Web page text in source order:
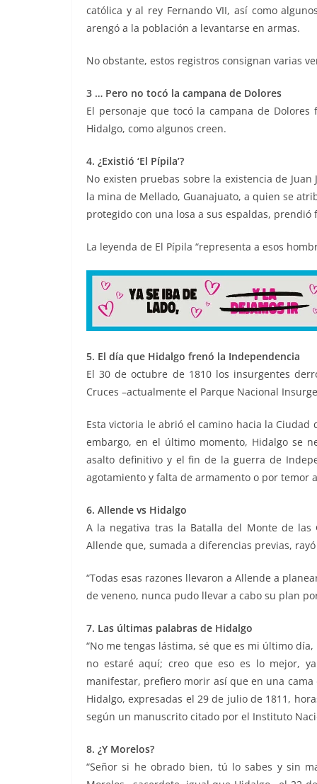
católica y al rey Fernando VII, así como
arengó a la población a levantarse en armas.
No obstante, estos registros consignan varias
3 … Pero no tocó la campana de Dolores
El personaje que tocó la campana de
Hidalgo, como algunos creen.
4. ¿Existió ‘El Pípila’?
No existen pruebas sobre la existencia de
la mina de Mellado, Guanajuato, a quien se
protegido con una losa a sus espaldas, prendió
La leyenda de El Pípila “representa a esos
5. El día que Hidalgo frenó la Independencia
El 30 de octubre de 1810 los insurgentes
Cruces –actualmente el Parque Nacional
Esta victoria le abrió el camino hacia la
embargo, en el último momento, Hidalgo se
asalto definitivo y el fin de la guerra de
agotamiento y falta de armamento o por temor
6. Allende vs Hidalgo
A la negativa tras la Batalla del Monte de las
Allende que, sumada a diferencias previas,
“Todas esas razones llevaron a Allende a
de veneno, nunca pudo llevar a cabo su plan
7. Las últimas palabras de Hidalgo
“No me tengas lástima, sé que es mi último
no estaré aquí; creo que eso es lo mejor,
manifestar, prefiero morir así que en una
Hidalgo, expresadas el 29 de julio de 1811,
según un manuscrito citado por el Instituto
8. ¿Y Morelos?
“Señor si he obrado bien, tú lo sabes y sin